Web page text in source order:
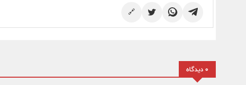
🔗
0 دیدگاه